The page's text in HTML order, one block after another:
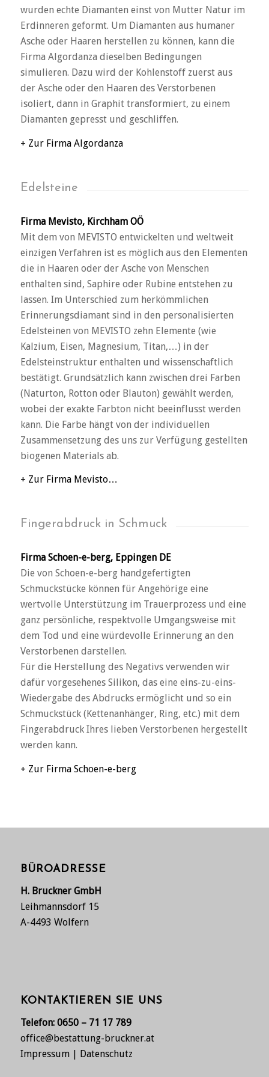
wurden echte Diamanten einst von Mutter Natur im
Erdinneren geformt. Um Diamanten aus humaner
Asche oder Haaren herstellen zu können, kann die
Firma Algordanza dieselben Bedingungen
simulieren. Dazu wird der Kohlenstoff zuerst aus
der Asche oder den Haaren des Verstorbenen
isoliert, dann in Graphit transformiert, zu einem
Diamanten gepresst und geschliffen.
+ Zur Firma Algordanza
Edelsteine
Firma Mevisto, Kirchham OÖ
Mit dem von MEVISTO entwickelten und weltweit
einzigen Verfahren ist es möglich aus den Elementen
die in Haaren oder der Asche von Menschen
enthalten sind, Saphire oder Rubine entstehen zu
lassen. Im Unterschied zum herkömmlichen
Erinnerungsdiamant sind in den personalisierten
Edelsteinen von MEVISTO zehn Elemente (wie
Kalzium, Eisen, Magnesium, Titan,…) in der
Edelsteinstruktur enthalten und wissenschaftlich
bestätigt. Grundsätzlich kann zwischen drei Farben
(Naturton, Rotton oder Blauton) gewählt werden,
wobei der exakte Farbton nicht beeinflusst werden
kann. Die Farbe hängt von der individuellen
Zusammensetzung des uns zur Verfügung gestellten
biogenen Materials ab.
+ Zur Firma Mevisto…
Fingerabdruck in Schmuck
Firma Schoen-e-berg, Eppingen DE
Die von Schoen-e-berg handgefertigten
Schmuckstücke können für Angehörige eine
wertvolle Unterstützung im Trauerprozess und eine
ganz persönliche, respektvolle Umgangsweise mit
dem Tod und eine würdevolle Erinnerung an den
Verstorbenen darstellen.
Für die Herstellung des Negativs verwenden wir
dafür vorgesehenes Silikon, das eine eins-zu-eins-
Wiedergabe des Abdrucks ermöglicht und so ein
Schmuckstück (Kettenanhänger, Ring, etc.) mit dem
Fingerabdruck Ihres lieben Verstorbenen hergestellt
werden kann.
+ Zur Firma Schoen-e-berg
BÜROADRESSE
H. Bruckner GmbH
Leihmannsdorf 15
A-4493 Wolfern
KONTAKTIEREN SIE UNS
Telefon: 0650 – 71 17 789
office@bestattung-bruckner.at
Impressum| Datenschutz